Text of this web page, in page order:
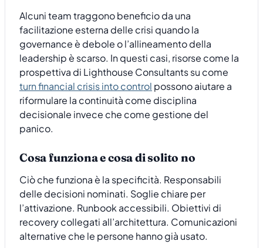
Alcuni team traggono beneficio da una
facilitazione esterna delle crisi quando la
governance è debole o l’allineamento della
leadership è scarso. In questi casi, risorse come la
prospettiva di Lighthouse Consultants su come
turn financial crisis into control possono aiutare a
riformulare la continuità come disciplina
decisionale invece che come gestione del
panico.
Cosa funziona e cosa di solito no
Ciò che funziona è la specificità. Responsabili
delle decisioni nominati. Soglie chiare per
l’attivazione. Runbook accessibili. Obiettivi di
recovery collegati all’architettura. Comunicazioni
alternative che le persone hanno già usato.